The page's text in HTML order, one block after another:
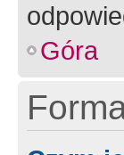
Góra